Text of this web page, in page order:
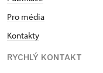
Pro média
Kontakty
RYCHLÝ KONTAKT